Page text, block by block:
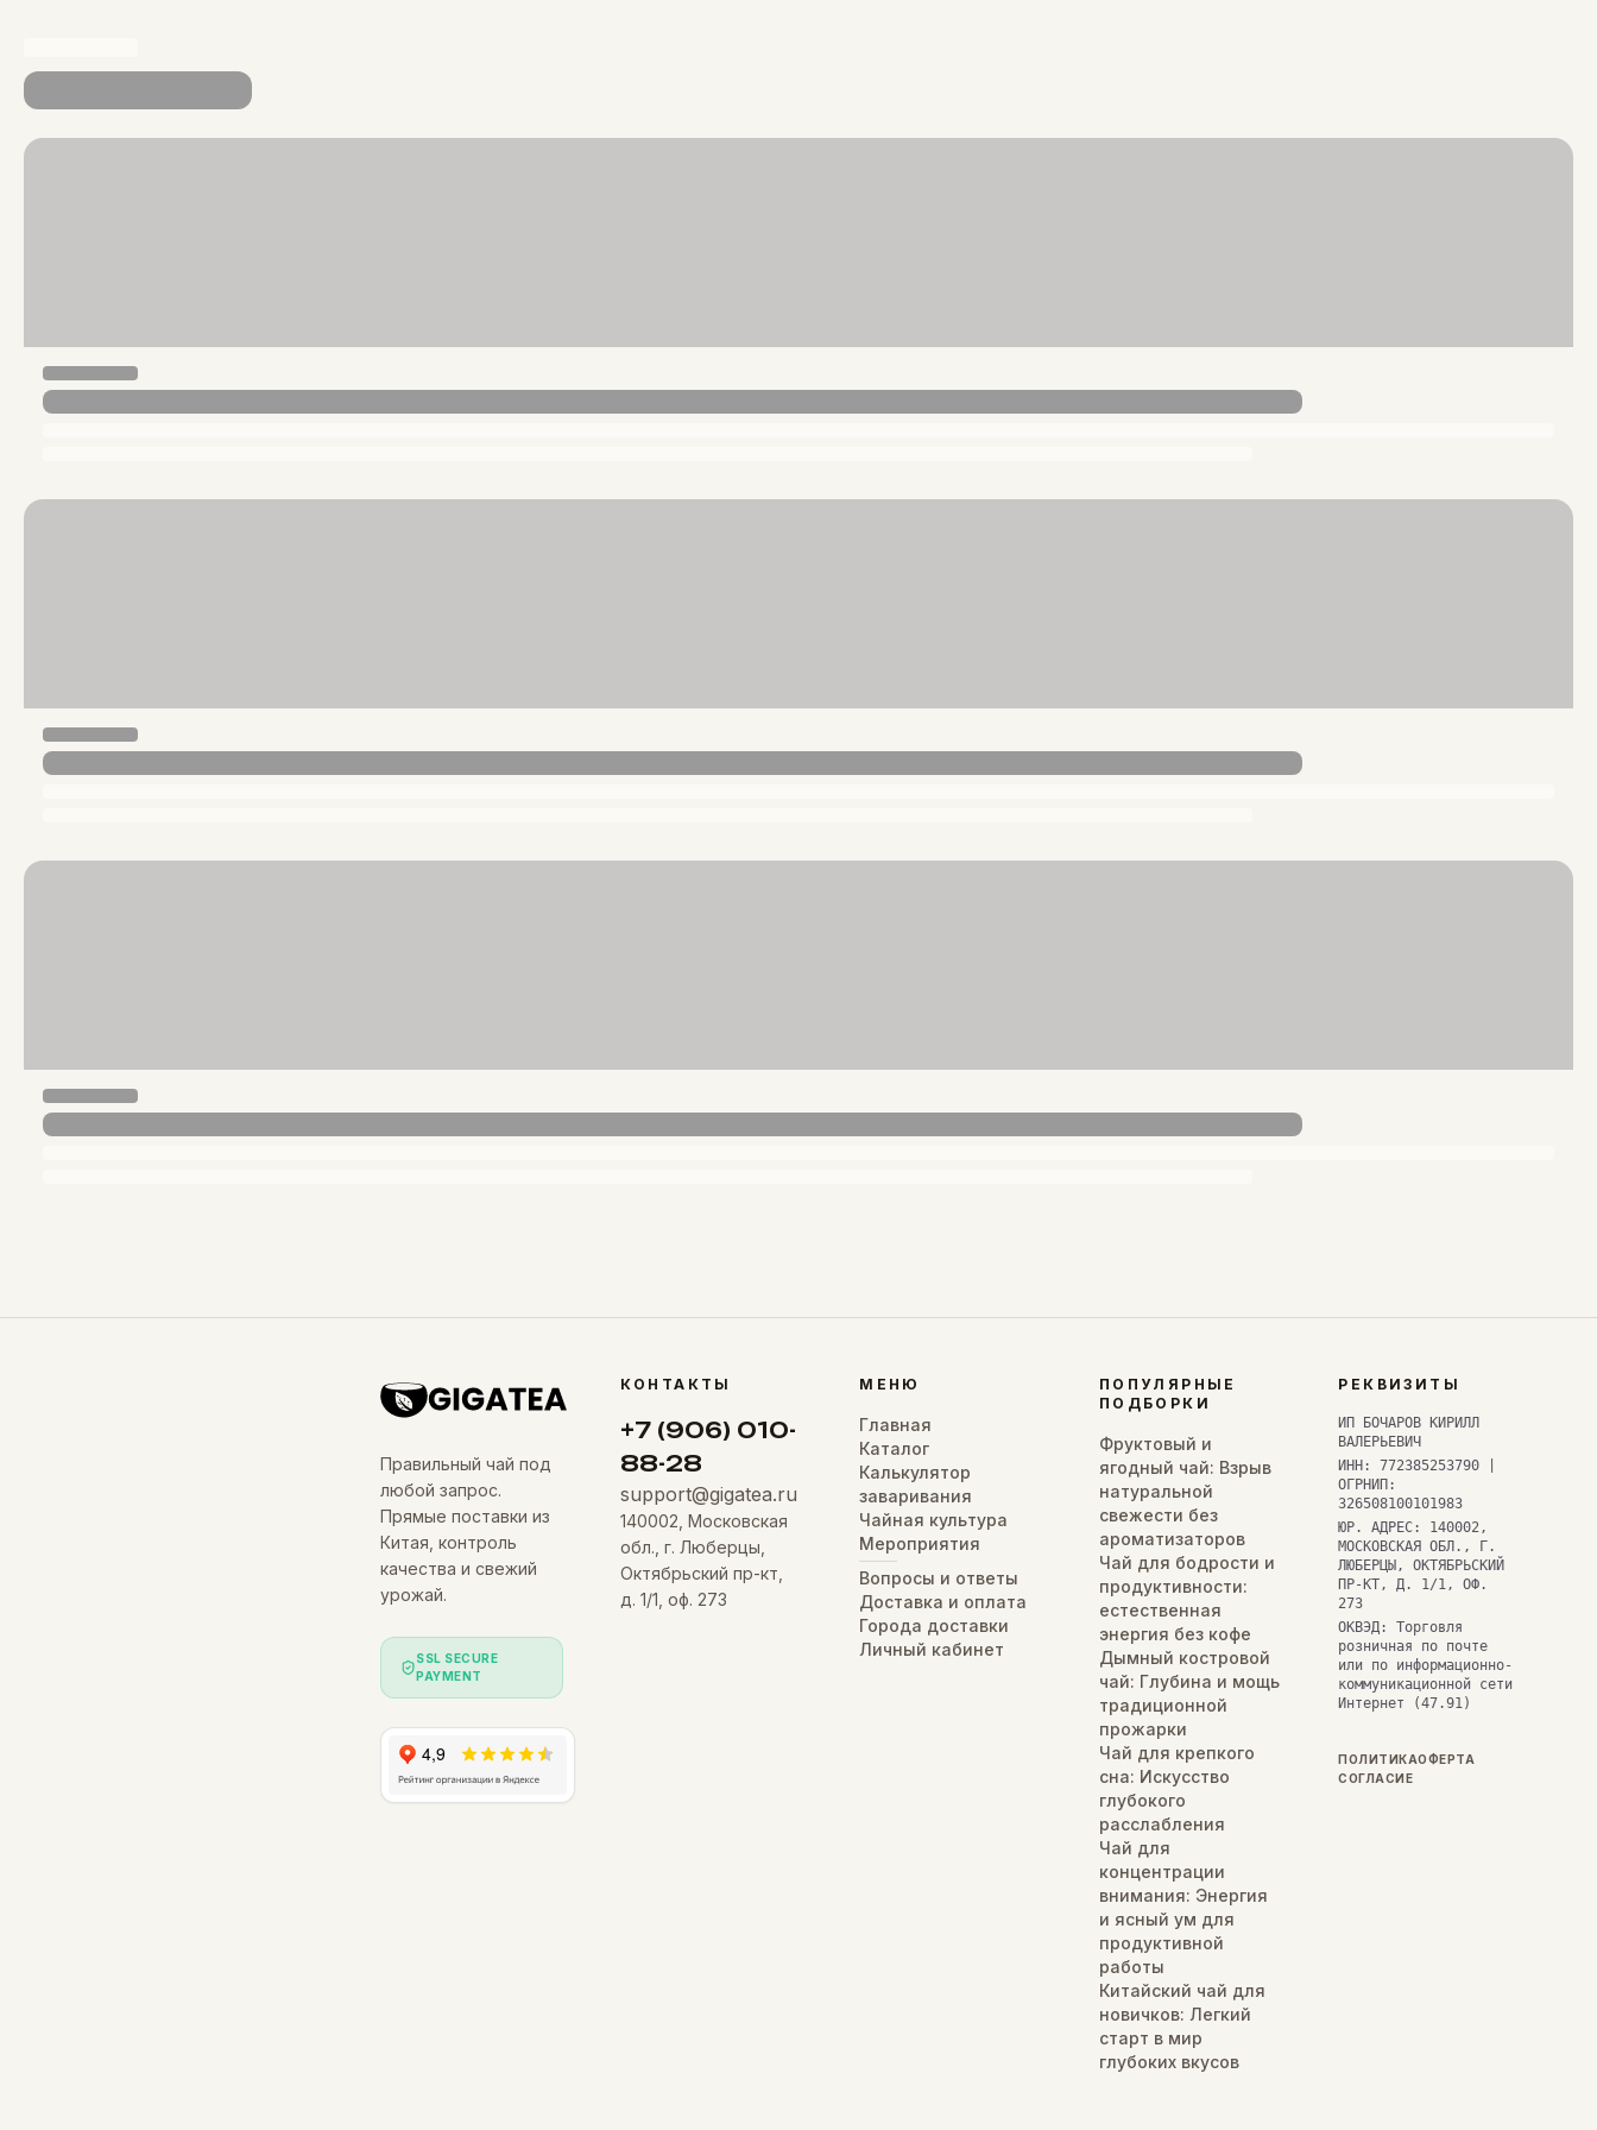
Правильный чай под
любой запрос.
Прямые поставки из
Китая, контроль
качества и свежий
урожай.
SSL SECURE
PAYMENT
КОНТАКТЫ
+7 (906) 010-
88-28
support@gigatea.ru
140002, Московская
обл., г. Люберцы,
Октябрьский пр-кт,
д. 1/1, оф. 273
МЕНЮ
Главная
Каталог
Калькулятор
заваривания
Чайная культура
Мероприятия
Вопросы и ответы
Доставка и оплата
Города доставки
Личный кабинет
ПОПУЛЯРНЫЕ
ПОДБОРКИ
Фруктовый и
ягодный чай: Взрыв
натуральной
свежести без
ароматизаторов
Чай для бодрости и
продуктивности:
естественная
энергия без кофе
Дымный костровой
чай: Глубина и мощь
традиционной
прожарки
Чай для крепкого
сна: Искусство
глубокого
расслабления
Чай для
концентрации
внимания: Энергия
и ясный ум для
продуктивной
работы
Китайский чай для
новичков: Легкий
старт в мир
глубоких вкусов
РЕКВИЗИТЫ
ИП БОЧАРОВ КИРИЛЛ
ВАЛЕРЬЕВИЧ
ИНН: 772385253790 |
ОГРНИП:
326508100101983
ЮР. АДРЕС: 140002,
МОСКОВСКАЯ ОБЛ., Г.
ЛЮБЕРЦЫ, ОКТЯБРЬСКИЙ
ПР-КТ, Д. 1/1, ОФ.
273
ОКВЭД: Торговля
розничная по почте
или по информационно-
коммуникационной сети
Интернет (47.91)
ПОЛИТИКАОФЕРТА
СОГЛАСИЕ